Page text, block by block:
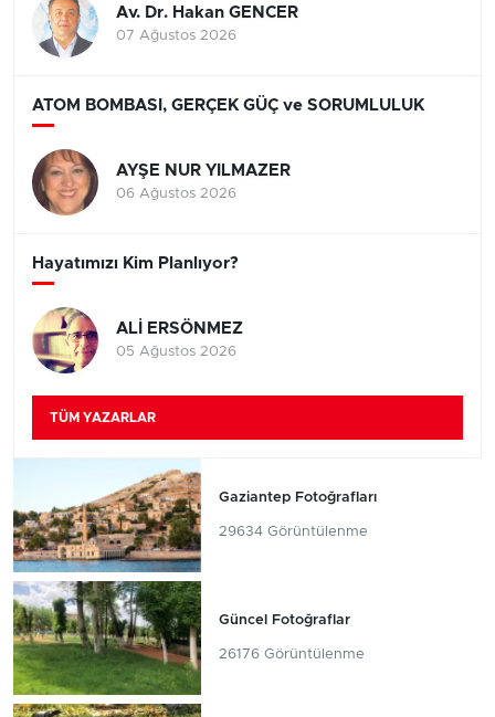
Av. Dr. Hakan GENCER
07 Ağustos 2026
ATOM BOMBASI, GERÇEK GÜÇ ve SORUMLULUK
AYŞE NUR YILMAZER
06 Ağustos 2026
Hayatımızı Kim Planlıyor?
ALİ ERSÖNMEZ
05 Ağustos 2026
TÜM YAZARLAR
Gaziantep Fotoğrafları
29634 Görüntülenme
Güncel Fotoğraflar
26176 Görüntülenme